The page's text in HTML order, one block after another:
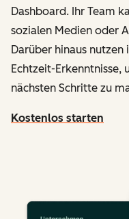
Dashboard. Ihr Team
sozialen Medien oder
Darüber hinaus
Echtzeit-Erkenntnisse,
nächsten Schritte zu
Kostenlos starten